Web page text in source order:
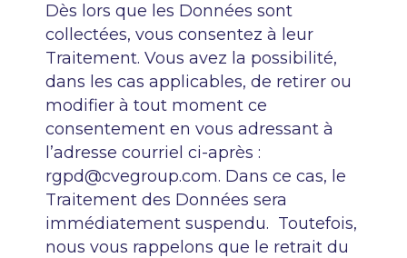
Dès lors que les Données sont
collectées, vous consentez à leur
Traitement. Vous avez la possibilité,
dans les cas applicables, de retirer ou
modifier à tout moment ce
consentement en vous adressant à
l’adresse courriel ci-après :
rgpd@cvegroup.com. Dans ce cas, le
Traitement des Données sera
immédiatement suspendu. Toutefois,
nous vous rappelons que le retrait du